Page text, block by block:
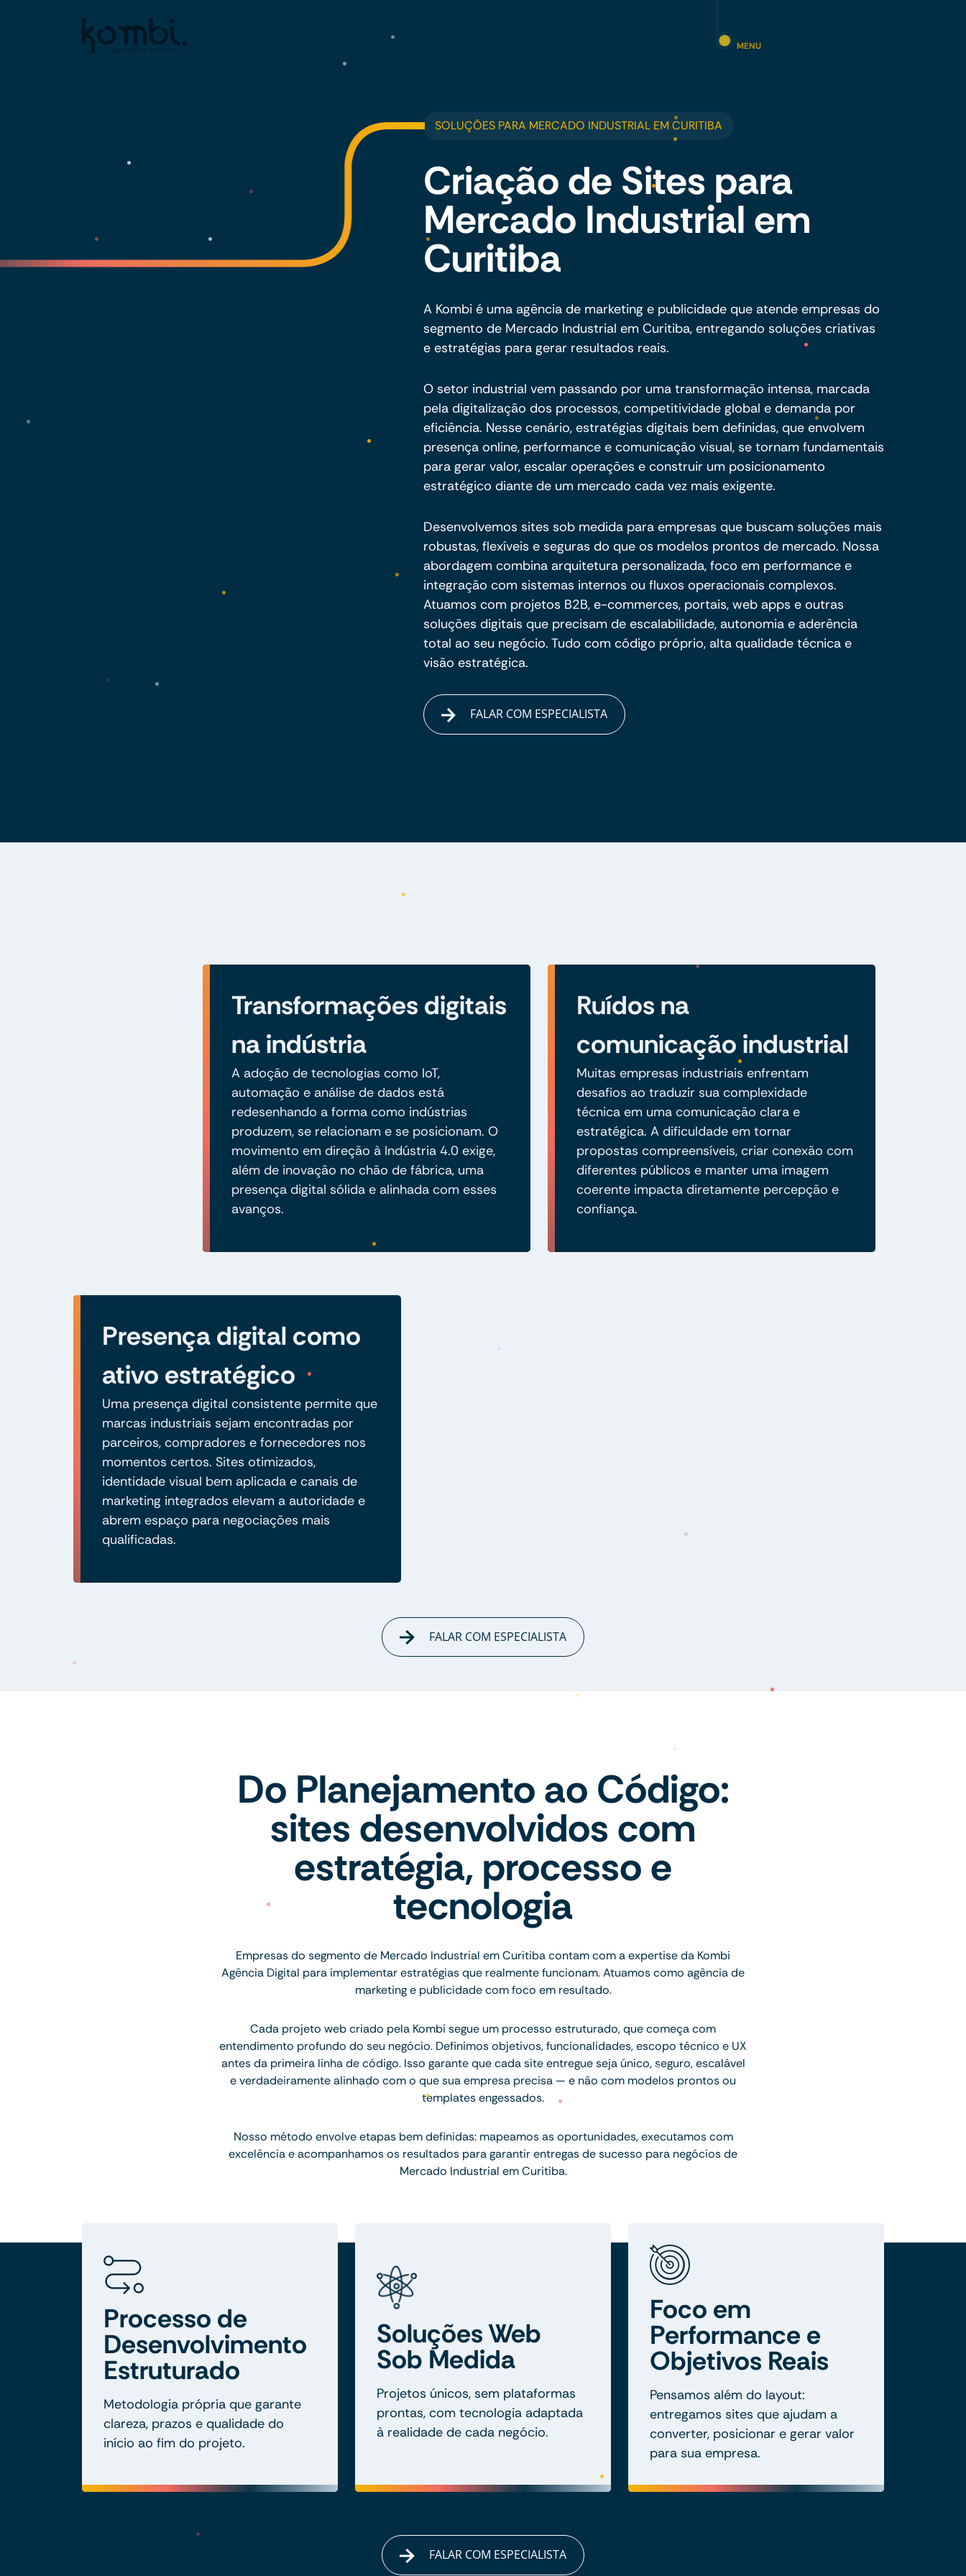
MENU
SOLUÇÕES PARA MERCADO INDUSTRIAL EM CURITIBA
Criação de Sites para
Mercado Industrial em
Curitiba
A Kombi é uma agência de marketing e publicidade que atende empresas do
segmento de Mercado Industrial em Curitiba, entregando soluções criativas
e estratégias para gerar resultados reais.
O setor industrial vem passando por uma transformação intensa, marcada
pela digitalização dos processos, competitividade global e demanda por
eficiência. Nesse cenário, estratégias digitais bem definidas, que envolvem
presença online, performance e comunicação visual, se tornam fundamentais
para gerar valor, escalar operações e construir um posicionamento
estratégico diante de um mercado cada vez mais exigente.
Desenvolvemos sites sob medida para empresas que buscam soluções mais
robustas, flexíveis e seguras do que os modelos prontos de mercado. Nossa
abordagem combina arquitetura personalizada, foco em performance e
integração com sistemas internos ou fluxos operacionais complexos.
Atuamos com projetos B2B, e-commerces, portais, web apps e outras
soluções digitais que precisam de escalabilidade, autonomia e aderência
total ao seu negócio. Tudo com código próprio, alta qualidade técnica e
visão estratégica.
FALAR COM ESPECIALISTA
Transformações digitais
na indústria
A adoção de tecnologias como IoT,
automação e análise de dados está
redesenhando a forma como indústrias
produzem, se relacionam e se posicionam. O
movimento em direção à Indústria 4.0 exige,
além de inovação no chão de fábrica, uma
presença digital sólida e alinhada com esses
avanços.
Ruídos na
comunicação industrial
Muitas empresas industriais enfrentam
desafios ao traduzir sua complexidade
técnica em uma comunicação clara e
estratégica. A dificuldade em tornar
propostas compreensíveis, criar conexão com
diferentes públicos e manter uma imagem
coerente impacta diretamente percepção e
confiança.
Presença digital como
ativo estratégico
Uma presença digital consistente permite que
marcas industriais sejam encontradas por
parceiros, compradores e fornecedores nos
momentos certos. Sites otimizados,
identidade visual bem aplicada e canais de
marketing integrados elevam a autoridade e
abrem espaço para negociações mais
qualificadas.
FALAR COM ESPECIALISTA
Do Planejamento ao Código:
sites desenvolvidos com
estratégia, processo e
tecnologia
Empresas do segmento de Mercado Industrial em Curitiba contam com a expertise da Kombi
Agência Digital para implementar estratégias que realmente funcionam. Atuamos como agência de
marketing e publicidade com foco em resultado.
Cada projeto web criado pela Kombi segue um processo estruturado, que começa com
entendimento profundo do seu negócio. Definimos objetivos, funcionalidades, escopo técnico e UX
antes da primeira linha de código. Isso garante que cada site entregue seja único, seguro, escalável
e verdadeiramente alinhado com o que sua empresa precisa — e não com modelos prontos ou
templates engessados.
Nosso método envolve etapas bem definidas: mapeamos as oportunidades, executamos com
excelência e acompanhamos os resultados para garantir entregas de sucesso para negócios de
Mercado Industrial em Curitiba.
Processo de
Desenvolvimento
Estruturado
Metodologia própria que garante
clareza, prazos e qualidade do
início ao fim do projeto.
Soluções Web
Sob Medida
Projetos únicos, sem plataformas
prontas, com tecnologia adaptada
à realidade de cada negócio.
Foco em
Performance e
Objetivos Reais
Pensamos além do layout:
entregamos sites que ajudam a
converter, posicionar e gerar valor
para sua empresa.
FALAR COM ESPECIALISTA